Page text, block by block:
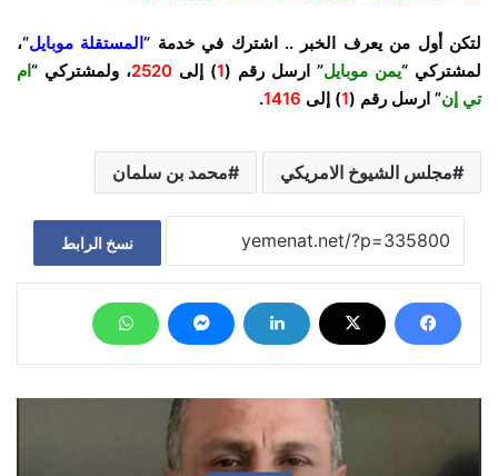
لتكن أول من يعرف الخبر .. اشترك في خدمة “المستقلة موبايل“،
لمشتركي “يمن موبايل” ارسل رقم (1) إلى 2520، ولمشتركي “ام
تي إن” ارسل رقم (1) إلى 1416
.
مجلس الشيوخ الامريكي محمد بن سلمان
نسخ الرابط